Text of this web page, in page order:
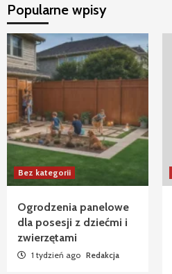
Popularne wpisy
Bez kategorii
Ogrodzenia panelowe
dla posesji z dziećmi i
zwierzętami
1 tydzień ago Redakcja